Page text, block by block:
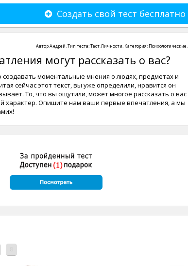
Создать свой тест бесплатно
АвторАндрей. Тип теста:Тест Личности. Категория: Психологические.
могут рассказать о вас?
моментальные мнения о людях, предметах и
сейчас этот текст, вы уже определили, нравится он
То, что вы ощутили, может многое рассказать о вас
характер. Опишите нам ваши первые впечатления, а мы